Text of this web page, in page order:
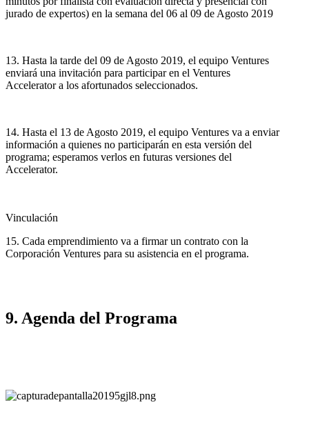
jurado de expertos) en la semana del 06 al 09 de Agosto 2019
13. Hasta la tarde del 09 de Agosto 2019, el equipo Ventures
enviará una invitación para participar en el Ventures
Accelerator a los afortunados seleccionados.
14. Hasta el 13 de Agosto 2019, el equipo Ventures va a enviar
información a quienes no participarán en esta versión del
programa; esperamos verlos en futuras versiones del
Accelerator.
Vinculación
15. Cada emprendimiento va a firmar un contrato con la
Corporación Ventures para su asistencia en el programa.
9. Agenda del Programa